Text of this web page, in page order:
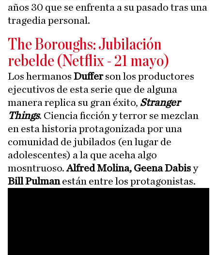
años 30 que se enfrenta a su pasado tras una
tragedia personal.
The Boroughs: Jubilación
rebelde (Netflix - 21 mayo)
Los hermanos Dufferson los productores
ejecutivos de esta serie que de alguna
manera replica su gran éxito, Stranger
Things. Ciencia ficción y terror se mezclan
en esta historia protagonizada por una
comunidad de jubilados (en lugar de
adolescentes) a la que aceha algo
mosntruoso.Alfred Molina, Geena Dabisy
Bill Pulmanestán entre los protagonistas.